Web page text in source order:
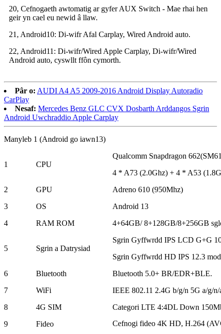
20, Cefnogaeth awtomatig ar gyfer AUX Switch - Mae rhai hen
geir yn cael eu newid â llaw.
21, Android10: Di-wifr Afal Carplay, Wired Android auto.
22, Android11: Di-wifr/Wired Apple Carplay, Di-wifr/Wired
Android auto, cyswllt ffôn cymorth.
Pâr o: AUDI A4 A5 2009-2016 Android Display Autoradio
CarPlay
Nesaf: Mercedes Benz GLC CVX Dosbarth Arddangos Sgrin
Android Uwchraddio Apple Carplay
Manyleb 1 (Android go iawn13)
1 CPU
Qualcomm Snapdragon
4 * A73 (2.0Ghz) + 4 * A53
2
GPU
Adreno 610 (950Mhz)
3
OS
Android 13
4
RAM ROM 4+64GB/ 8+128GB/8+256GB
5 Sgrin a Datrysiad
Sgrin Gyffwrdd IPS LCD G+G
Sgrin Gyffwrdd HD IPS 12.3
6
Bluetooth
Bluetooth 5.0+ BR/EDR+BLE.
7
WiFi
IEEE 802.11 2.4G b/g/n 5G a/g/n/
8
4G SIM Categori LTE 4:4DL Down
9
Fideo Cefnogi fideo 4K HD, H.264